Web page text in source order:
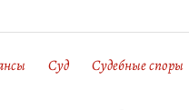
Суд Судебные споры